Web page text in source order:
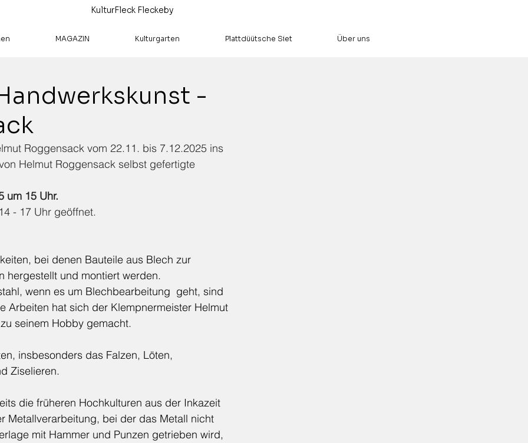
KulturFleck Fleckeby
MAGAZIN Kulturgarten Plattdüütsche Siet Über uns
-
Roggensack vom 22.11. bis 7.12.2025 ins
Helmut Roggensack selbst gefertigte
um 15 Uhr.
- 17 Uhr geöffnet.
bei denen Bauteile aus Blech zur
hergestellt und montiert werden.
wenn es um Blechbearbeitung  geht, sind
Arbeiten hat sich der Klempnermeister Helmut
seinem Hobby gemacht.
insbesonders das Falzen, Löten,
Ziselieren.
die früheren Hochkulturen aus der Inkazeit
Metallverarbeitung, bei der das Metall nicht
mit Hammer und Punzen getrieben wird,